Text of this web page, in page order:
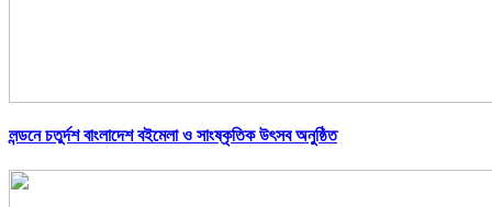
লন্ডনে চতুর্দশ বাংলাদেশ বইমেলা ও সাংষ্কৃতিক উৎসব অনুষ্ঠিত